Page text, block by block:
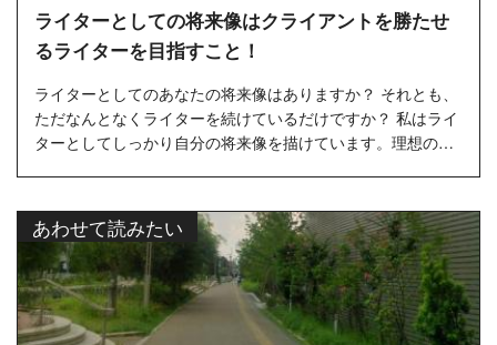
ライターとしての将来像はクライアントを勝たせ
るライターを目指すこと！
ライターとしてのあなたの将来像はありますか？ それとも、
ただなんとなくライターを続けているだけですか？ 私はライ
ターとしてしっかり自分の将来像を描けています。理想のラ
あわせて読みたい